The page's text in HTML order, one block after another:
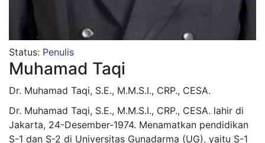
Status: Penulis
Muhamad Taqi
Dr. Muhamad Taqi, S.E., M.M.S.I., CRP., CESA.
Dr. Muhamad Taqi, S.E., M.M.S.I., CRP., CESA. lahir di
Jakarta, 24-Desember-1974. Menamatkan pendidikan
S-1 dan S-2 di Universitas Gunadarma (UG), yaitu S-1